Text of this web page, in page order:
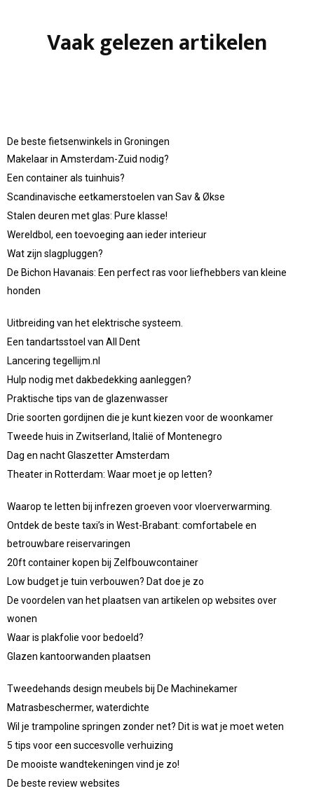
Vaak gelezen artikelen
De beste fietsenwinkels in Groningen
Makelaar in Amsterdam-Zuid nodig?
Een container als tuinhuis?
Scandinavische eetkamerstoelen van Sav & Økse
Stalen deuren met glas: Pure klasse!
Wereldbol, een toevoeging aan ieder interieur
Wat zijn slagpluggen?
De Bichon Havanais: Een perfect ras voor liefhebbers van kleine
honden
Uitbreiding van het elektrische systeem.
Een tandartsstoel van All Dent
Lancering tegellijm.nl
Hulp nodig met dakbedekking aanleggen?
Praktische tips van de glazenwasser
Drie soorten gordijnen die je kunt kiezen voor de woonkamer
Tweede huis in Zwitserland, Italië of Montenegro
Dag en nacht Glaszetter Amsterdam
Theater in Rotterdam: Waar moet je op letten?
Waarop te letten bij infrezen groeven voor vloerverwarming.
Ontdek de beste taxi’s in West-Brabant: comfortabele en
betrouwbare reiservaringen
20ft container kopen bij Zelfbouwcontainer
Low budget je tuin verbouwen? Dat doe je zo
De voordelen van het plaatsen van artikelen op websites over
wonen
Waar is plakfolie voor bedoeld?
Glazen kantoorwanden plaatsen
Tweedehands design meubels bij De Machinekamer
Matrasbeschermer, waterdichte
Wil je trampoline springen zonder net? Dit is wat je moet weten
5 tips voor een succesvolle verhuizing
De mooiste wandtekeningen vind je zo!
De beste review websites